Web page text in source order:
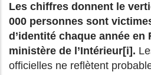
Les chiffres donnent le
000 personnes sont
d’identité chaque année en
ministère de l’Intérieur[i].
officielles ne reflètent